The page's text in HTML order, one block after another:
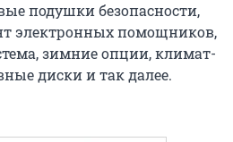
подушки безопасности,
электронных помощников,
зимние опции, климат-
диски и так далее.